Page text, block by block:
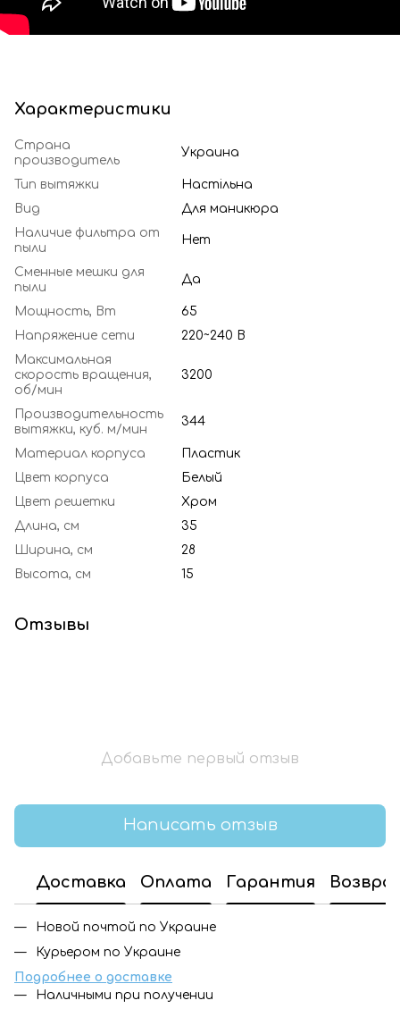
Характеристики
Страна
производитель
Украина
Тип вытяжки
Настільна
Вид
Для маникюра
Наличие фильтра от
пыли
Нет
Сменные мешки для
пыли
Да
Мощность, Вт
65
Напряжение сети
220~240 В
Максимальная
скорость вращения,
об/мин
3200
Производительность
вытяжки, куб. м/мин
344
Материал корпуса
Пластик
Цвет корпуса
Белый
Цвет решетки
Хром
Длина, см
35
Ширина, см
28
Высота, см
15
Отзывы
Добавьте первый отзыв
Написать отзыв
Доставка Оплата Гарантия
Новой почтой по Украине
Курьером по Украине
Подробнее о доставке
Наличными при получении